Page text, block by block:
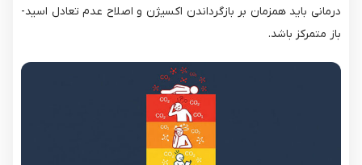
درمانی باید همزمان بر بازگرداندن اکسیژن و اصلاح عدم تعادل اسید-
باز متمرکز باشد.